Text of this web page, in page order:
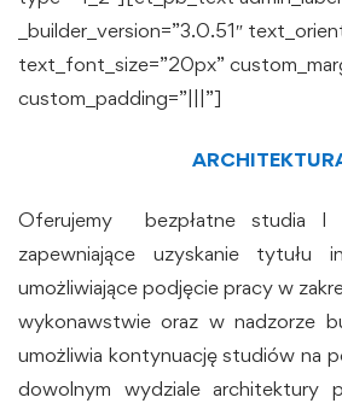
_builder_version=”3.0.51″
text_font_size=”20px”
custom_padding=”|||”]
Oferujemy bezpłatne studia I
zapewniające uzyskanie tytułu
umożliwiające podjęcie pracy w
wykonawstwie oraz w nadzorze
umożliwia kontynuację studiów na
dowolnym wydziale architektury